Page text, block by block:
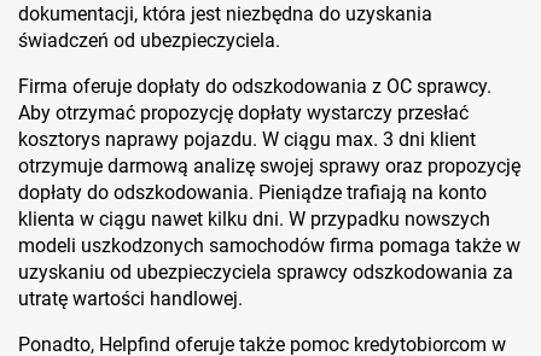
dokumentacji, która jest niezbędna do uzyskania
świadczeń od ubezpieczyciela.
Firma oferuje dopłaty do odszkodowania z OC sprawcy.
Aby otrzymać propozycję dopłaty wystarczy przesłać
kosztorys naprawy pojazdu. W ciągu max. 3 dni klient
otrzymuje darmową analizę swojej sprawy oraz propozycję
dopłaty do odszkodowania. Pieniądze trafiają na konto
klienta w ciągu nawet kilku dni. W przypadku nowszych
modeli uszkodzonych samochodów firma pomaga także w
uzyskaniu od ubezpieczyciela sprawcy odszkodowania za
utratę wartości handlowej.
Ponadto, Helpfind oferuje także pomoc kredytobiorcom w